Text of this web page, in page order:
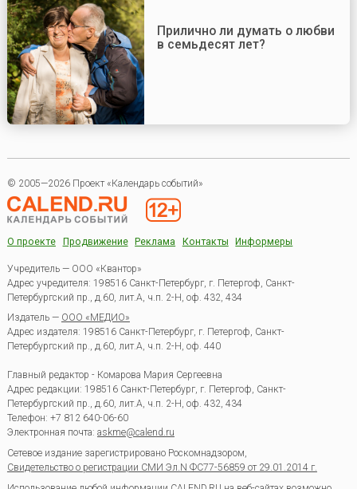
Прилично ли думать о любви
в семьдесят лет?
© 2005—2026 Проект «Календарь событий»
О проекте Продвижение Реклама Контакты Информеры
Учредитель — ООО «Квантор»
Адрес учредителя: 198516 Санкт-Петербург, г. Петергоф, Санкт-
Петербургский пр., д.60, лит.А, ч.п. 2-Н, оф. 432, 434
Издатель — ООО «МЕДИО»
Адрес издателя: 198516 Санкт-Петербург, г. Петергоф, Санкт-
Петербургский пр., д.60, лит.А, ч.п. 2-Н, оф. 440
Главный редактор - Комарова Мария Сергеевна
Адрес редакции: 198516 Санкт-Петербург, г. Петергоф, Санкт-
Петербургский пр., д.60, лит.А, ч.п. 2-Н, оф. 432, 434
Телефон: +7 812 640-06-60
Электронная почта: askme@calend.ru
Сетевое издание зарегистрировано Роскомнадзором,
Свидетельство о регистрации СМИ Эл.N ФС77-56859 от 29.01.2014 г.